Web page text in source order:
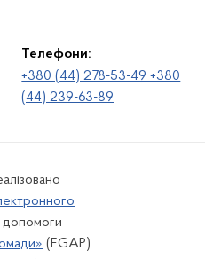
Телефони:
+380 (44) 278-53-49 +380
(44) 239-63-89
допомоги
(EGAP)